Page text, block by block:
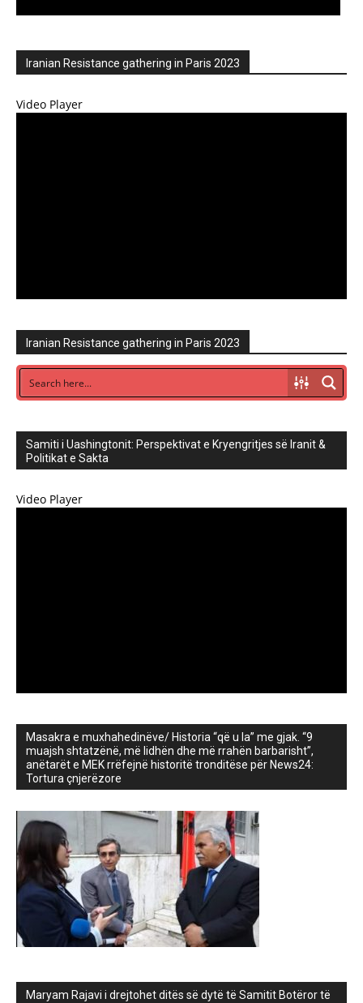
Iranian Resistance gathering in Paris 2023
Video Player
Iranian Resistance gathering in Paris 2023
Samiti i Uashingtonit: Perspektivat e Kryengritjes së Iranit &
Politikat e Sakta
Video Player
Masakra e muxhahedinëve/ Historia “që u la” me gjak. “9
muajsh shtatzënë, më lidhën dhe më rrahën barbarisht”,
anëtarët e MEK rrëfejnë historitë tronditëse për News24:
Tortura çnjerëzore
Maryam Rajavi i drejtohet ditës së dytë të Samitit Botëror të